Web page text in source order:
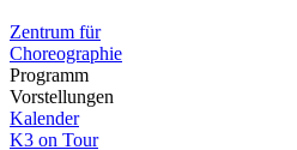
Zentrum für
Choreographie
Programm
Vorstellungen
Kalender
K3 on Tour